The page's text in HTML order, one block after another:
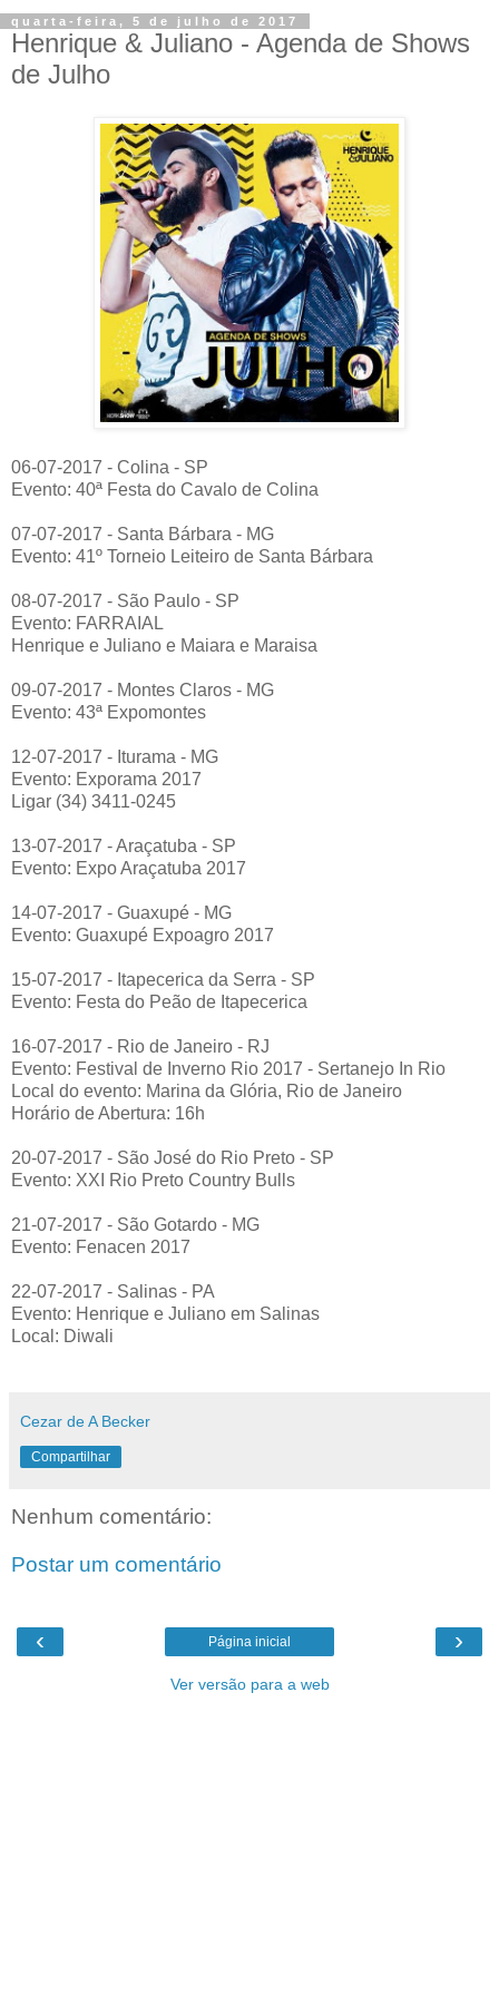
quarta-feira, 5 de julho de 2017
Henrique & Juliano - Agenda de Shows
de Julho
06-07-2017 - Colina - SP
Evento: 40ª Festa do Cavalo de Colina
07-07-2017 - Santa Bárbara - MG
Evento: 41º Torneio Leiteiro de Santa Bárbara
08-07-2017 - São Paulo - SP
Evento: FARRAIAL
Henrique e Juliano e Maiara e Maraisa
09-07-2017 - Montes Claros - MG
Evento: 43ª Expomontes
12-07-2017 - Iturama - MG
Evento: Exporama 2017
Ligar (34) 3411-0245
13-07-2017 - Araçatuba - SP
Evento: Expo Araçatuba 2017
14-07-2017 - Guaxupé - MG
Evento: Guaxupé Expoagro 2017
15-07-2017 - Itapecerica da Serra - SP
Evento: Festa do Peão de Itapecerica
16-07-2017 - Rio de Janeiro - RJ
Evento: Festival de Inverno Rio 2017 - Sertanejo In Rio
Local do evento: Marina da Glória, Rio de Janeiro
Horário de Abertura: 16h
20-07-2017 - São José do Rio Preto - SP
Evento: XXI Rio Preto Country Bulls
21-07-2017 - São Gotardo - MG
Evento: Fenacen 2017
22-07-2017 - Salinas - PA
Evento: Henrique e Juliano em Salinas
Local: Diwali
Cezar de A Becker
Compartilhar
Nenhum comentário:
Postar um comentário
‹ ›
Página inicial
Ver versão para a web